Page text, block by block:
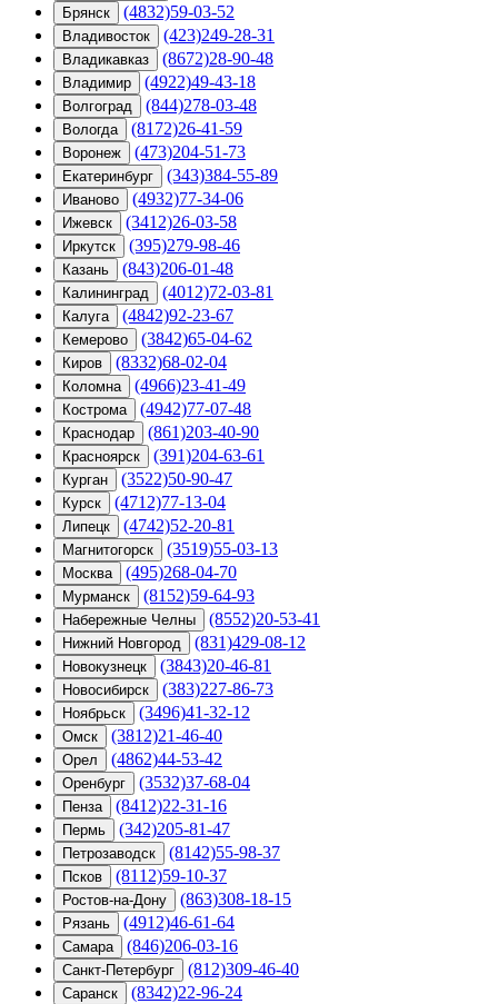
Брянск (4832)59-03-52
Владивосток (423)249-28-31
Владикавказ (8672)28-90-48
Владимир (4922)49-43-18
Волгоград (844)278-03-48
Вологда (8172)26-41-59
Воронеж (473)204-51-73
Екатеринбург (343)384-55-89
Иваново (4932)77-34-06
Ижевск (3412)26-03-58
Иркутск (395)279-98-46
Казань (843)206-01-48
Калининград (4012)72-03-81
Калуга (4842)92-23-67
Кемерово (3842)65-04-62
Киров (8332)68-02-04
Коломна (4966)23-41-49
Кострома (4942)77-07-48
Краснодар (861)203-40-90
Красноярск (391)204-63-61
Курган (3522)50-90-47
Курск (4712)77-13-04
Липецк (4742)52-20-81
Магнитогорск (3519)55-03-13
Москва (495)268-04-70
Мурманск (8152)59-64-93
Набережные Челны (8552)20-53-41
Нижний Новгород (831)429-08-12
Новокузнецк (3843)20-46-81
Новосибирск (383)227-86-73
Ноябрьск (3496)41-32-12
Омск (3812)21-46-40
Орел (4862)44-53-42
Оренбург (3532)37-68-04
Пенза (8412)22-31-16
Пермь (342)205-81-47
Петрозаводск (8142)55-98-37
Псков (8112)59-10-37
Ростов-на-Дону (863)308-18-15
Рязань (4912)46-61-64
Самара (846)206-03-16
Санкт-Петербург (812)309-46-40
Саранск (8342)22-96-24